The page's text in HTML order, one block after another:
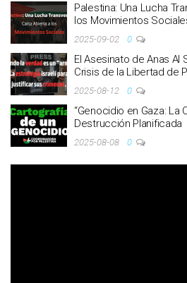
Palestina: Una Lucha
los Movimientos
2025-09-02 0
El Asesinato de Anas Al
Crisis de la Libertad de
2025-08-12 0
“Genocidio en Gaza: La
Destrucción Planificada
2025-08-08 0